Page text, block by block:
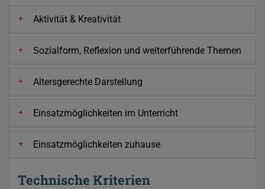
Aktivität & Kreativität
Sozialform, Reflexion und weiterführende Themen
Altersgerechte Darstellung
Einsatzmöglichkeiten im Unterricht
Einsatzmöglichkeiten zuhause
Technische Kriterien